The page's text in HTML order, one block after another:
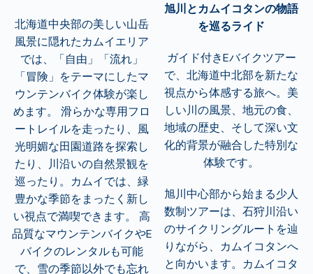
北海道中央部の美しい山岳
風景に隠れたカムイエリア
では、「自由」「流れ」
「冒険」 をテーマにしたマ
ウンテンバイク体験が楽し
めます。
滑らかな専用フロ
ートレイルを走ったり、 風
光明媚な田園道路を探索し
たり、川沿いの自然景観を
巡ったり。 カムイでは、緑
豊かな季節をまったく新し
い視点で満喫できます。
高
品質なマウンテンバイクやE
バイクのレンタルも可能
で、 雪の季節以外でも忘れ
旭川とカムイコタンの物語
を巡るライド
ガイド付きEバイクツアー
で、北海道中北部を新たな
視点から体感する旅へ。美
しい川の風景、地元の食、
地域の歴史、そして深い文
化的背景が融合した特別な
体験です。
旭川中心部から始まる少人
数制ツアーは、石狩川沿い
のサイクリングルートを辿
りながら、カムイコタンへ
と向かいます。カムイコタ